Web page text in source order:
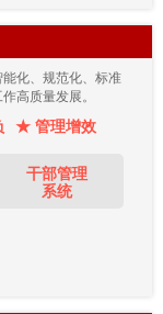
化、规范化、标准
高质量发展。
★ 管理增效
干部管理
系统